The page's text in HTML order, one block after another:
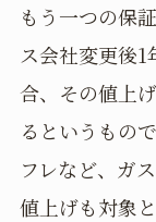
もう一つの保
ス会社変更後
合、その値上
るというもの
フレなど、ガ
値上げも対象